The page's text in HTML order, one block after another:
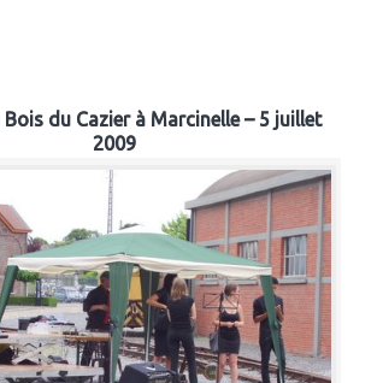
Bois du Cazier à Marcinelle – 5 juillet
2009